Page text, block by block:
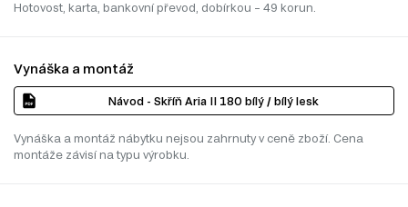
Hotovost, karta, bankovní převod, dobírkou – 49 korun.
Vynáška a montáž
Návod - Skříň Aria II 180 bílý / bílý lesk
Vynáška a montáž nábytku nejsou zahrnuty v ceně zboží. Cena
montáže závisí na typu výrobku.